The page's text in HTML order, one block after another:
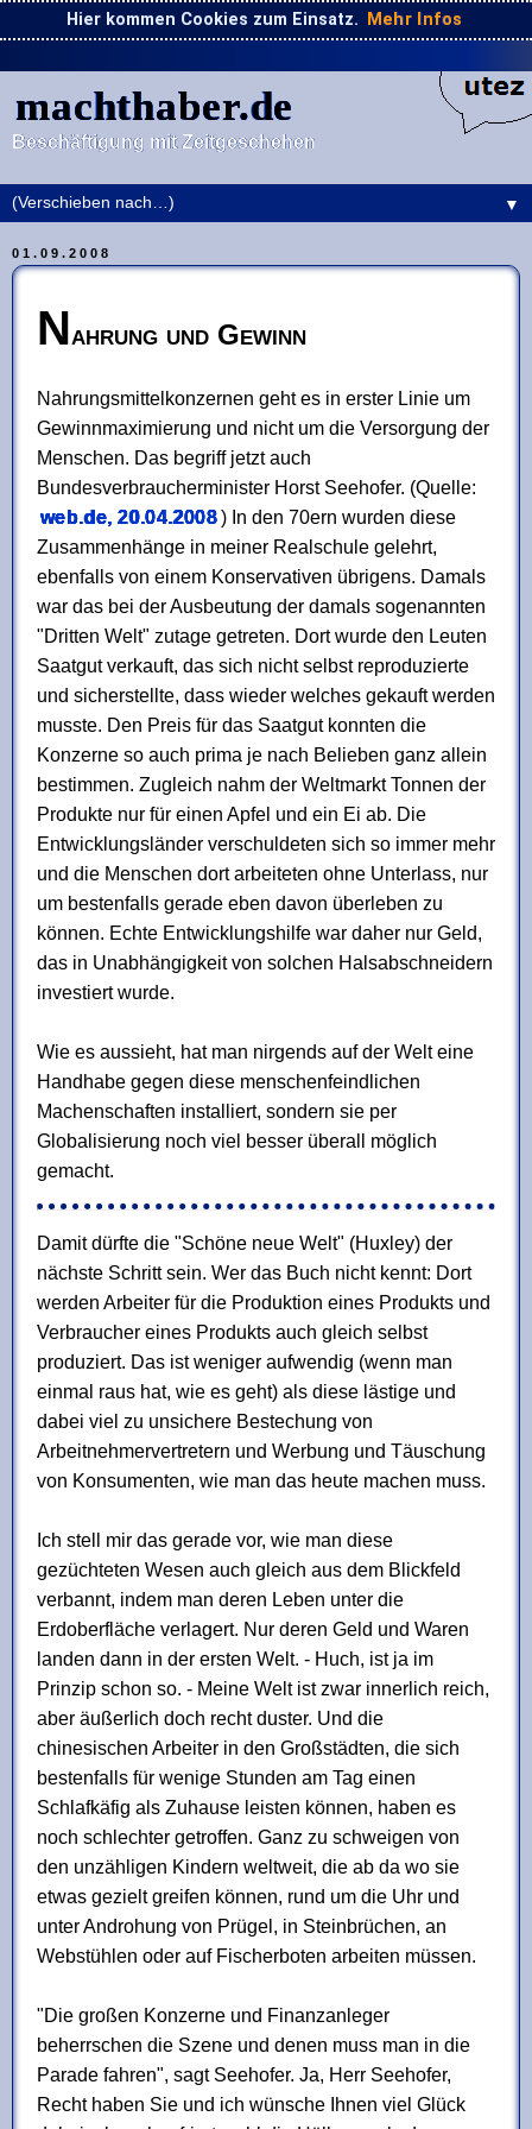
Hier kommen Cookies zum Einsatz. Mehr Infos
machthaber.de
Beschäftigung mit Zeitgeschehen
▼
01.09.2008
Nahrung und Gewinn
Nahrungsmittelkonzernen geht es in erster Linie um
Gewinnmaximierung und nicht um die Versorgung der
Menschen. Das begriff jetzt auch
Bundesverbraucherminister Horst Seehofer. (Quelle:
web.de, 20.04.2008) In den 70ern wurden diese
Zusammenhänge in meiner Realschule gelehrt,
ebenfalls von einem Konservativen übrigens. Damals
war das bei der Ausbeutung der damals sogenannten
"Dritten Welt" zutage getreten. Dort wurde den Leuten
Saatgut verkauft, das sich nicht selbst reproduzierte
und sicherstellte, dass wieder welches gekauft werden
musste. Den Preis für das Saatgut konnten die
Konzerne so auch prima je nach Belieben ganz allein
bestimmen. Zugleich nahm der Weltmarkt Tonnen der
Produkte nur für einen Apfel und ein Ei ab. Die
Entwicklungsländer verschuldeten sich so immer mehr
und die Menschen dort arbeiteten ohne Unterlass, nur
um bestenfalls gerade eben davon überleben zu
können. Echte Entwicklungshilfe war daher nur Geld,
das in Unabhängigkeit von solchen Halsabschneidern
investiert wurde.
Wie es aussieht, hat man nirgends auf der Welt eine
Handhabe gegen diese menschenfeindlichen
Machenschaften installiert, sondern sie per
Globalisierung noch viel besser überall möglich
gemacht.
Damit dürfte die "Schöne neue Welt" (Huxley) der
nächste Schritt sein. Wer das Buch nicht kennt: Dort
werden Arbeiter für die Produktion eines Produkts und
Verbraucher eines Produkts auch gleich selbst
produziert. Das ist weniger aufwendig (wenn man
einmal raus hat, wie es geht) als diese lästige und
dabei viel zu unsichere Bestechung von
Arbeitnehmervertretern und Werbung und Täuschung
von Konsumenten, wie man das heute machen muss.
Ich stell mir das gerade vor, wie man diese
gezüchteten Wesen auch gleich aus dem Blickfeld
verbannt, indem man deren Leben unter die
Erdoberfläche verlagert. Nur deren Geld und Waren
landen dann in der ersten Welt. - Huch, ist ja im
Prinzip schon so. - Meine Welt ist zwar innerlich reich,
aber äußerlich doch recht duster. Und die
chinesischen Arbeiter in den Großstädten, die sich
bestenfalls für wenige Stunden am Tag einen
Schlafkäfig als Zuhause leisten können, haben es
noch schlechter getroffen. Ganz zu schweigen von
den unzähligen Kindern weltweit, die ab da wo sie
etwas gezielt greifen können, rund um die Uhr und
unter Androhung von Prügel, in Steinbrüchen, an
Webstühlen oder auf Fischerboten arbeiten müssen.
"Die großen Konzerne und Finanzanleger
beherrschen die Szene und denen muss man in die
Parade fahren", sagt Seehofer. Ja, Herr Seehofer,
Recht haben Sie und ich wünsche Ihnen viel Glück